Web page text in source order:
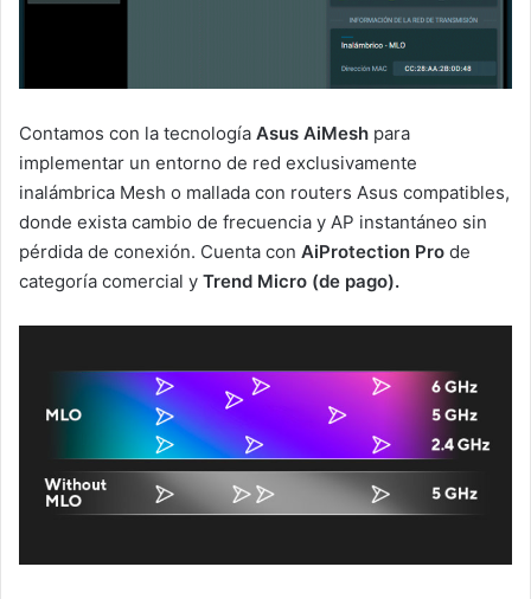
Contamos con la tecnología Asus AiMesh para
implementar un entorno de red exclusivamente
inalámbrica Mesh o mallada con routers Asus compatibles,
donde exista cambio de frecuencia y AP instantáneo sin
pérdida de conexión. Cuenta con AiProtection Pro de
categoría comercial y Trend Micro (de pago).